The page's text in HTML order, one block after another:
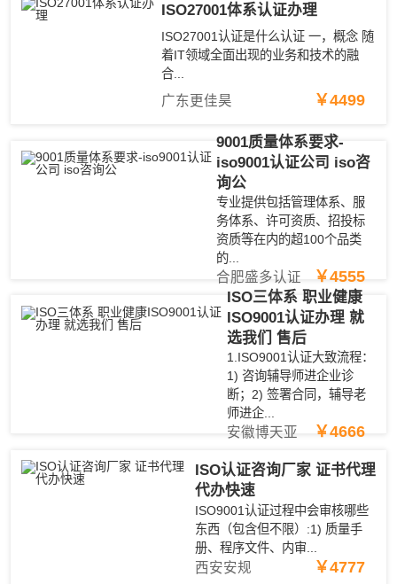
ISO27001体系认证办理
ISO27001认证是什么认证 一，概念 随
着IT领域全面出现的业务和技术的融
合...
广东更佳昊 ￥4499
9001质量体系要求-
iso9001认证公司 iso咨
询公
专业提供包括管理体系、服
务体系、许可资质、招投标
资质等在内的超100个品类
的...
合肥盛多认证 ￥4555
ISO三体系 职业健康
ISO9001认证办理 就
选我们 售后
1.ISO9001认证大致流程：
1) 咨询辅导师进企业诊
断；2) 签署合同，辅导老
师进企...
安徽博天亚 ￥4666
ISO认证咨询厂家 证书代理
代办快速
ISO9001认证过程中会审核哪些
东西（包含但不限）:1) 质量手
册、程序文件、内审...
西安安规 ￥4777